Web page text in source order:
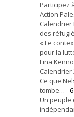
Participez
Action
Calendrier
des
« Le
pour la
Lina
Calendrier
Ce que
tombe… -
Un peuple